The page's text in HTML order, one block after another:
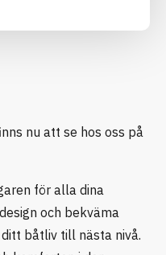
nu att se hos oss på
för alla dina
och bekväma
båtliv till nästa nivå.